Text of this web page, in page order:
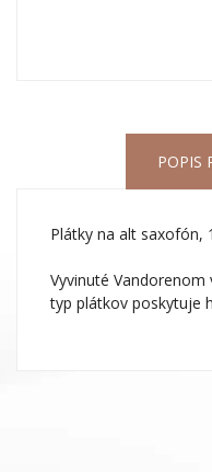
POPIS
Plátky na alt saxofón,
Vyvinuté
typ plátkov poskytuje